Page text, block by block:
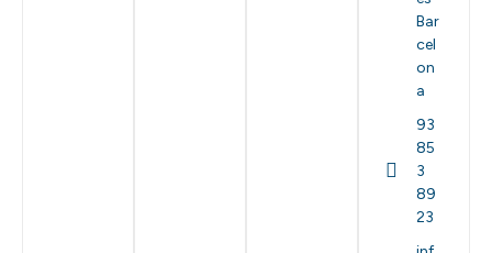
Bar
cel
on
a
93
85
3
89
23